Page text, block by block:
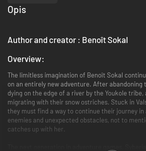
Opis
Author and creator : Benoît Sokal
Overview:
The limitless imagination of Benoît Sokal
on an entirely new adventure. After abandoning
dying on the edge of a river by the Youkole tribe,
migrating with their snow ostriches. Stuck in
they must find a way to continue their journey
enemies and unexpected obstacles, not to
catches up with her.